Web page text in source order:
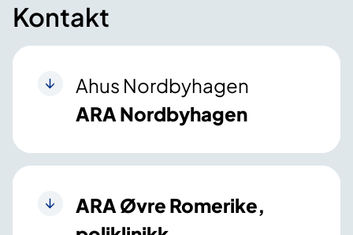
Kontakt
Ahus Nordbyhagen
ARA Nordbyhagen
ARA Øvre Romerike,